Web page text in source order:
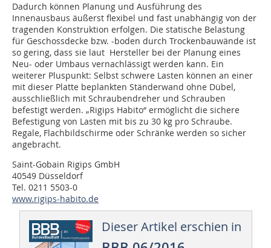
Dadurch können Planung und Ausführung des
Innenausbaus äußerst flexibel und fast unabhängig von der
tragenden Konstruktion erfolgen. Die statische Belastung
für Geschossdecke bzw. -boden durch Trockenbauwände ist
so gering, dass sie laut Hersteller bei der Planung eines
Neu- oder Umbaus vernachlässigt werden kann. Ein
weiterer Pluspunkt: Selbst schwere Lasten können an einer
mit dieser Platte beplankten Ständerwand ohne Dübel,
ausschließlich mit Schraubendreher und Schrauben
befestigt werden. „Rigips Habito“ ermöglicht die sichere
Befestigung von Lasten mit bis zu 30 kg pro Schraube.
Regale, Flachbildschirme oder Schränke werden so sicher
angebracht.
Saint-Gobain Rigips GmbH
40549 Düsseldorf
Tel. 0211 5503-0
www.rigips-habito.de
Dieser Artikel erschien in